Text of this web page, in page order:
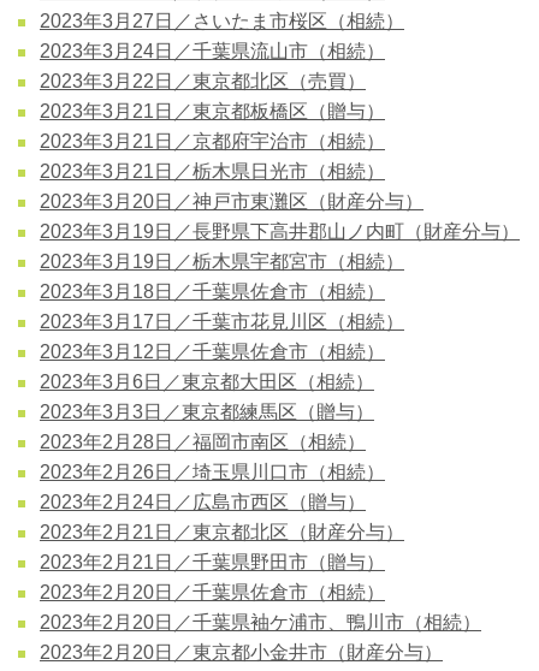
2023年3月27日／さいたま市桜区（相続）
2023年3月24日／千葉県流山市（相続）
2023年3月22日／東京都北区（売買）
2023年3月21日／東京都板橋区（贈与）
2023年3月21日／京都府宇治市（相続）
2023年3月21日／栃木県日光市（相続）
2023年3月20日／神戸市東灘区（財産分与）
2023年3月19日／長野県下高井郡山ノ内町（財産分与）
2023年3月19日／栃木県宇都宮市（相続）
2023年3月18日／千葉県佐倉市（相続）
2023年3月17日／千葉市花見川区（相続）
2023年3月12日／千葉県佐倉市（相続）
2023年3月6日／東京都大田区（相続）
2023年3月3日／東京都練馬区（贈与）
2023年2月28日／福岡市南区（相続）
2023年2月26日／埼玉県川口市（相続）
2023年2月24日／広島市西区（贈与）
2023年2月21日／東京都北区（財産分与）
2023年2月21日／千葉県野田市（贈与）
2023年2月20日／千葉県佐倉市（相続）
2023年2月20日／千葉県袖ケ浦市、鴨川市（相続）
2023年2月20日／東京都小金井市（財産分与）